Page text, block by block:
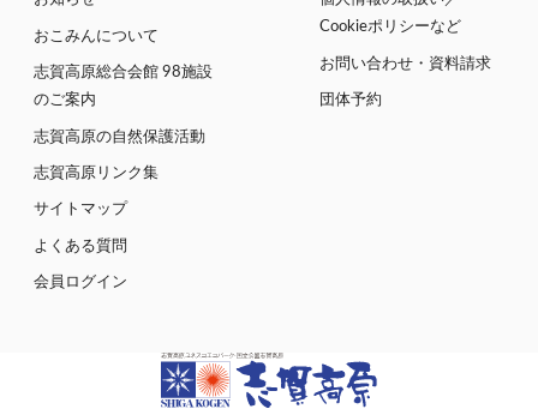
おこみんについて
志賀高原総合会館 98施設
のご案内
志賀高原の自然保護活動
志賀高原リンク集
サイトマップ
よくある質問
会員ログイン
Cookieポリシーなど
お問い合わせ・資料請求
団体予約